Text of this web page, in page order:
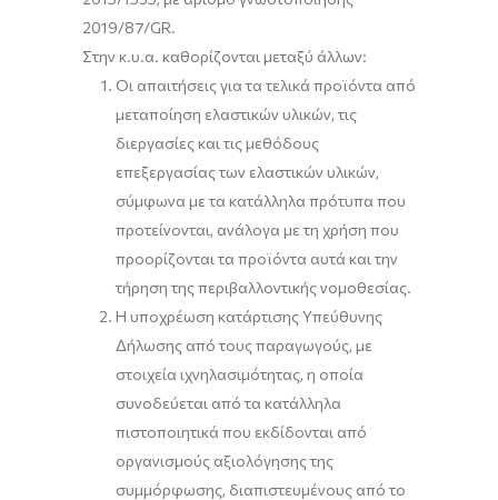
2019/87/GR.
Στην κ.υ.α. καθορίζονται μεταξύ άλλων:
Οι απαιτήσεις για τα τελικά προϊόντα από
μεταποίηση ελαστικών υλικών, τις
διεργασίες και τις μεθόδους
επεξεργασίας των ελαστικών υλικών,
σύμφωνα με τα κατάλληλα πρότυπα που
προτείνονται, ανάλογα με τη χρήση που
προορίζονται τα προϊόντα αυτά και την
τήρηση της περιβαλλοντικής νομοθεσίας.
Η υποχρέωση κατάρτισης Υπεύθυνης
Δήλωσης από τους παραγωγούς, με
στοιχεία ιχνηλασιμότητας, η οποία
συνοδεύεται από τα κατάλληλα
πιστοποιητικά που εκδίδονται από
οργανισμούς αξιολόγησης της
συμμόρφωσης, διαπιστευμένους από το